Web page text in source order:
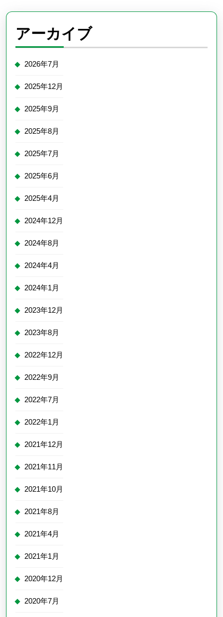
アーカイブ
2026年7月
2025年12月
2025年9月
2025年8月
2025年7月
2025年6月
2025年4月
2024年12月
2024年8月
2024年4月
2024年1月
2023年12月
2023年8月
2022年12月
2022年9月
2022年7月
2022年1月
2021年12月
2021年11月
2021年10月
2021年8月
2021年4月
2021年1月
2020年12月
2020年7月